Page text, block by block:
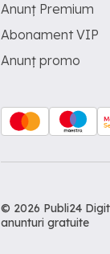
Anunț Premium
Abonament VIP
Anunț promo
© 2026 Publi24
anunturi gratuite